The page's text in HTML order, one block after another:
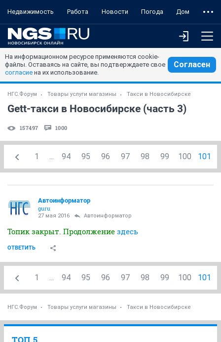
Недвижимость Работа Новости Погода Дом
На информационном ресурсе применяются cookie-
файлы. Оставаясь на сайте, вы подтверждаете свое
согласие на их использование.
Согласен
НГС.Форум Товары услуги магазины Такси в Новосибирске
Gett-такси в Новосибирске (часть 3)
157497 1000
1 ... 94 95 96 97 98 99 100 101
Автоинформатор
guru
27 мая 2016 Автоинформатор
Топик закрыт. Продолжение здесь
ОТВЕТИТЬ
1 ... 94 95 96 97 98 99 100 101
НГС.Форум Товары услуги магазины Такси в Новосибирске